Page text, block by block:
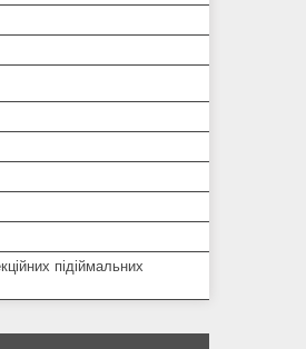
підіймальних